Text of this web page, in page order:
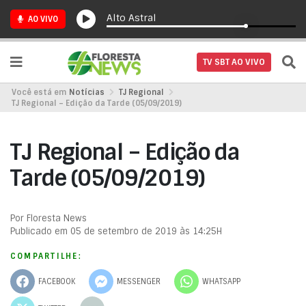
AO VIVO Alto Astral
TV SBT AO VIVO
Você está em Notícias
TJ Regional
TJ Regional – Edição da Tarde (05/09/2019)
TJ Regional – Edição da
Tarde (05/09/2019)
Por Floresta News
Publicado em 05 de setembro de 2019 às 14:25H
COMPARTILHE:
FACEBOOK MESSENGER WHATSAPP